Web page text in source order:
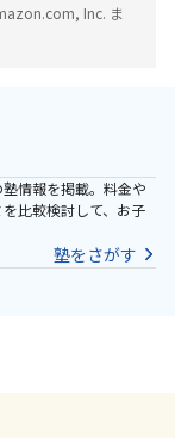
Inc. ま
情報を掲載。料金や
比較検討して、お子
塾をさがす